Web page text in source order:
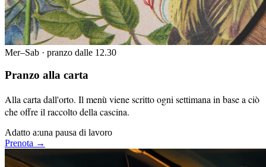
Mer–Sab · pranzo dalle 12.30
Pranzo alla carta
Alla carta dall'orto. Il menù viene scritto ogni settimana in base a ciò
che offre il raccolto della cascina.
Adatto a:una pausa di lavoro
Prenota →